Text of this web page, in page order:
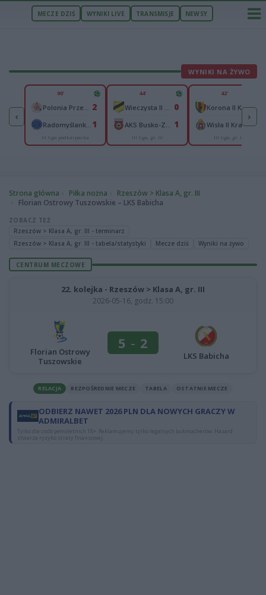
MECZE DZIŚ WYNIKI LIVE TRANSMISJE NEWSY
WYNIKI NA ŻYWO
‹
1
1
90'
2
1
IV liga podkarpacka
44'
0
1
III liga, gr. IV
42'
Korona II Kielce1
Wisła II Kraków0
III liga, gr. IV
›
Strona główna Piłka nożna
Rzeszów > Klasa A, gr. III
Florian Ostrowy Tuszowskie – LKS Babicha
ZOBACZ TEŻ
Rzeszów > Klasa A, gr. III - terminarz
Rzeszów > Klasa A, gr. III - tabela/statystyki
Mecze dziś Wyniki na żywo
CENTRUM MECZOWE
22. kolejka - Rzeszów > Klasa A, gr. III
2026-05-16, godz. 15:00
Florian Ostrowy
Tuszowskie
5 - 2
LKS Babicha
RELACJA BEZPOŚREDNIE MECZE TABELA OSTATNIE MECZE
ODBIERZ NAWET 2026 PLN DLA NOWYCH GRACZY W
ADMIRALBET
Tylko dla osób pełnoletnich 18+. Reklamujemy tylko legalnych bukmacherów. Hazard
stwarza ryzyko straty finansowej.